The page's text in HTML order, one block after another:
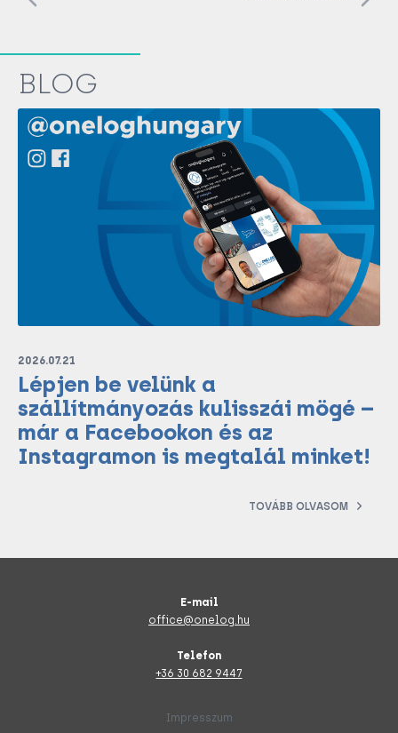
BLOG
2026.07.21
Lépjen be velünk a
szállítmányozás kulisszái mögé –
már a Facebookon és az
Instagramon is megtalál minket!
TOVÁBB OLVASOM
E-mail
office@onelog.hu
Telefon
+36 30 682 9447
Impresszum